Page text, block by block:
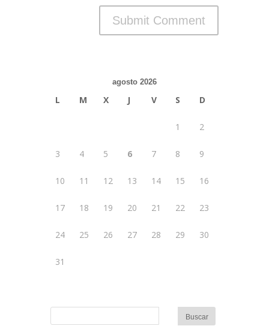
agosto 2026
L M X J V S D
1 2
3 4 5 6 7 8 9
10 11 12 13 14 15 16
17 18 19 20 21 22 23
24 25 26 27 28 29 30
31